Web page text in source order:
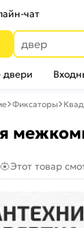
чат
Фиксаторы
Этот товар